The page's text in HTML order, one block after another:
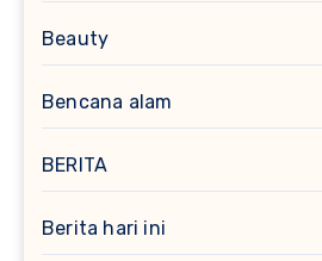
Beauty
Bencana alam
BERITA
Berita hari ini